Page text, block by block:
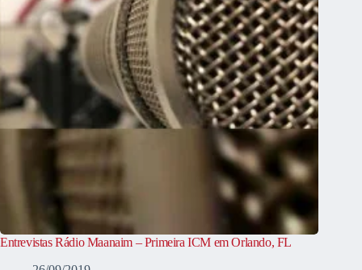
Entrevistas Rádio Maanaim – Primeira ICM em Orlando, FL